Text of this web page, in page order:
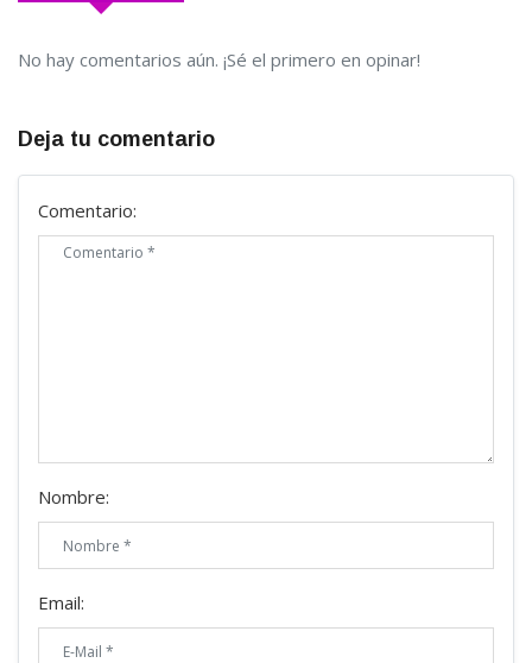
No hay comentarios aún. ¡Sé el primero en opinar!
Deja tu comentario
Comentario:
Nombre:
Email: